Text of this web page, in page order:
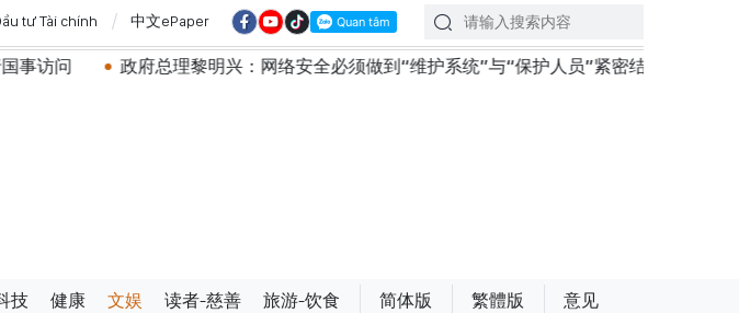
tư Tài chính 中文ePaper
府总理黎明兴：网络安全必须做到“维护系统”与“保护人员”紧密结合 越南政府总理黎明
技 健康 文娱 读者-慈善 旅游-饮食 简体版 繁體版 意见